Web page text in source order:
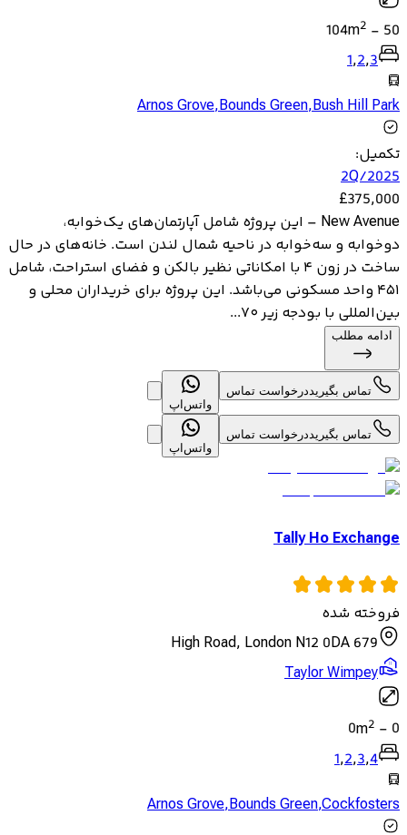
50
-
104m2
1,2,3
Arnos Grove,Bounds Green,Bush Hill Park
تکمیل:
2Q/2025
£375,000
New Avenue – این پروژه شامل آپارتمان‌های یک‌خوابه،
دوخوابه و سه‌خوابه در ناحیه شمال لندن است. خانه‌های در حال
ساخت در زون ۴ با امکاناتی نظیر بالکن و فضای استراحت، شامل
۴۵۱ واحد مسکونی می‌باشد. این پروژه برای خریداران محلی و
بین‌المللی با بودجه زیر ۷۰...
ادامه مطلب
تماس بگیریددرخواست تماس
واتس‌اپ
تماس بگیریددرخواست تماس
واتس‌اپ
Tally Ho Exchange
فروخته شده
679 High Road, London N12 0DA
Taylor Wimpey
0
-
0m2
1,2,3,4
Arnos Grove,Bounds Green,Cockfosters